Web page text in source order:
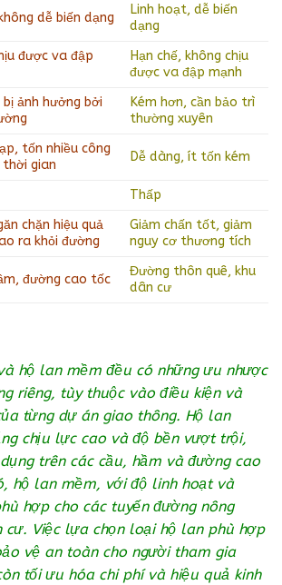
dễ biến dạng
Linh hoạt, dễ biến
dạng
được va đập
Hạn chế, không chịu
được va đập mạnh
ảnh hưởng bởi
Kém hơn, cần bảo trì
thường xuyên
tốn nhiều công
gian
Dễ dàng, ít tốn kém
Thấp
chặn hiệu quả
ra khỏi đường
Giảm chấn tốt, giảm
nguy cơ thương tích
đường cao tốc
Đường thôn quê, khu
dân cư
hộ lan mềm đều có những ưu nhược
riêng, tùy thuộc vào điều kiện và
từng dự án giao thông. Hộ lan
chịu lực cao và độ bền vượt trội,
trên các cầu, hầm và đường cao
hộ lan mềm, với độ linh hoạt và
hợp cho các tuyến đường nông
cư. Việc lựa chọn loại hộ lan phù hợp
vệ an toàn cho người tham gia
tối ưu hóa chi phí và hiệu quả kinh